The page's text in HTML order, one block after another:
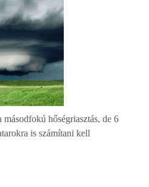
másodfokú hőségriasztás, de 6
is számítani kell